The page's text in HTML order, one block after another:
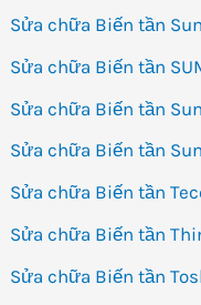
Sửa chữa Biến tần
Sửa chữa Biến tần
Sửa chữa Biến tần
Sửa chữa Biến tần
Sửa chữa Biến tần
Sửa chữa Biến tần
Sửa chữa Biến tần